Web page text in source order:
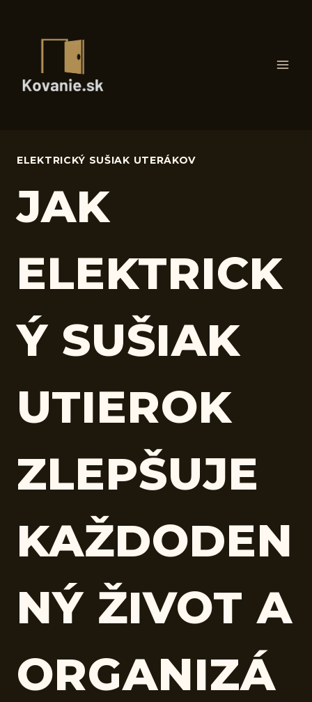
ELEKTRICKÝ SUŠIAK UTERÁKOV
JAK
ELEKTRICK
Ý SUŠIAK
UTIEROK
ZLEPŠUJE
KAŽDODEN
NÝ ŽIVOT A
ORGANIZÁ